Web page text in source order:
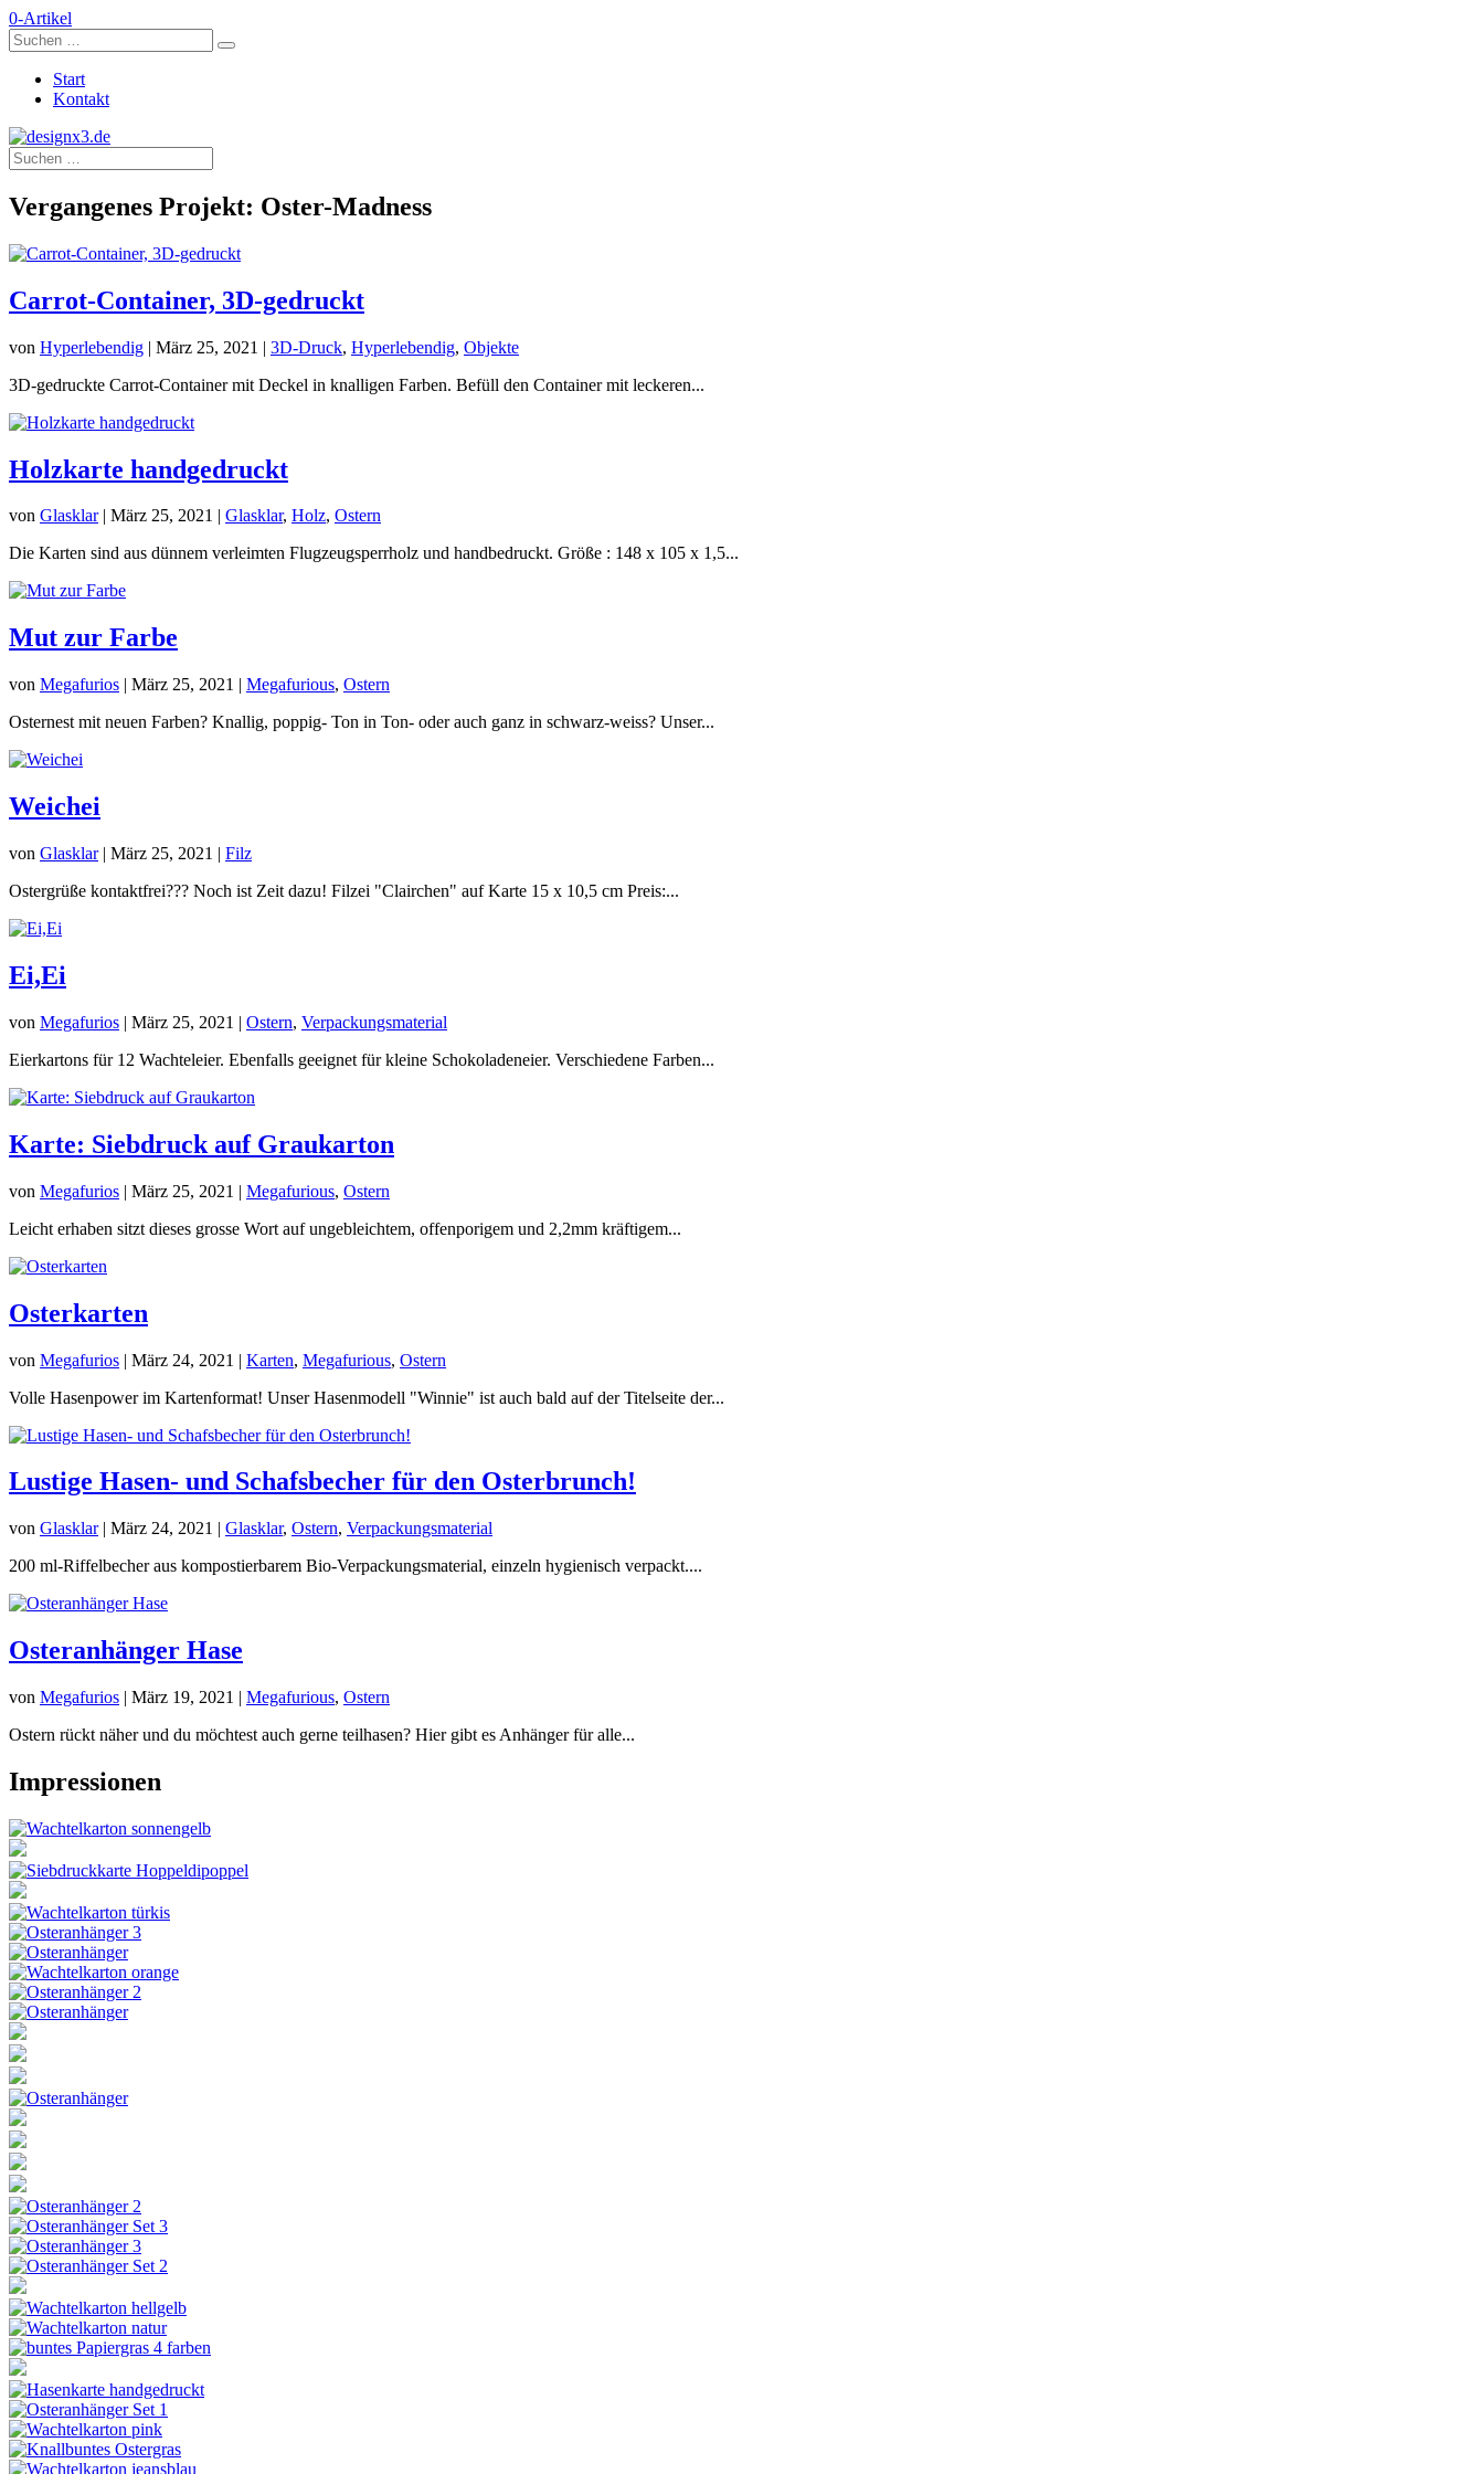
0-Artikel
Start
Kontakt
Vergangenes Projekt: Oster-Madness
Carrot-Container, 3D-gedruckt
von Hyperlebendig | März 25, 2021 | 3D-Druck, Hyperlebendig, Objekte
3D-gedruckte Carrot-Container mit Deckel in knalligen Farben. Befüll den Container mit leckeren...
Holzkarte handgedruckt
von Glasklar| März 25, 2021 | Glasklar, Holz, Ostern
Die Karten sind aus dünnem verleimten Flugzeugsperrholz und handbedruckt. Größe : 148 x 105 x 1,5...
Mut zur Farbe
von Megafurios | März 25, 2021 | Megafurious, Ostern
Osternest mit neuen Farben? Knallig, poppig- Ton in Ton- oder auch ganz in schwarz-weiss? Unser...
Weichei
von Glasklar| März 25, 2021 | Filz
Ostergrüße kontaktfrei??? Noch ist Zeit dazu! Filzei "Clairchen" auf Karte 15 x 10,5 cm Preis:...
Ei,Ei
von Megafurios | März 25, 2021 | Ostern, Verpackungsmaterial
Eierkartons für 12 Wachteleier. Ebenfalls geeignet für kleine Schokoladeneier. Verschiedene Farben...
Karte: Siebdruck auf Graukarton
von Megafurios | März 25, 2021 | Megafurious, Ostern
Leicht erhaben sitzt dieses grosse Wort auf ungebleichtem, offenporigem und 2,2mm kräftigem...
Osterkarten
von Megafurios | März 24, 2021 | Karten, Megafurious, Ostern
Volle Hasenpower im Kartenformat! Unser Hasenmodell "Winnie" ist auch bald auf der Titelseite der...
Lustige Hasen- und Schafsbecher für den Osterbrunch!
von Glasklar| März 24, 2021 | Glasklar, Ostern, Verpackungsmaterial
200 ml-Riffelbecher aus kompostierbarem Bio-Verpackungsmaterial, einzeln hygienisch verpackt....
Osteranhänger Hase
von Megafurios | März 19, 2021 | Megafurious, Ostern
Ostern rückt näher und du möchtest auch gerne teilhasen? Hier gibt es Anhänger für alle...
Impressionen